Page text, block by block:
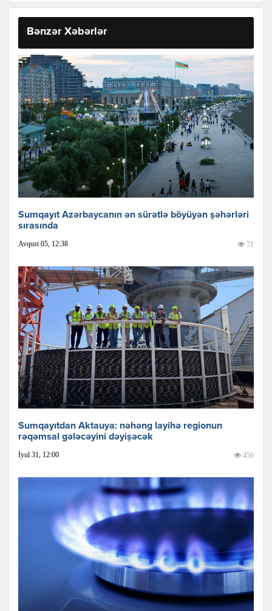
Bənzər Xəbərlər
Sumqayıt Azərbaycanın ən sürətlə böyüyən şəhərləri
sırasında
Avqust 05, 12:38 71
Sumqayıtdan Aktauya: nəhəng layihə regionun
rəqəmsal gələcəyini dəyişəcək
İyul 31, 12:00 456